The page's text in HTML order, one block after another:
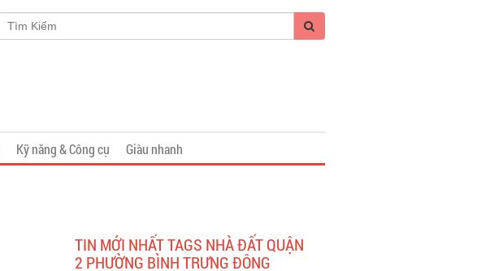
Kỹ năng & Công cụ
Giàu nhanh
TIN MỚI NHẤT TAGS NHÀ ĐẤT QUẬN
2 PHƯỜNG BÌNH TRƯNG ĐÔNG